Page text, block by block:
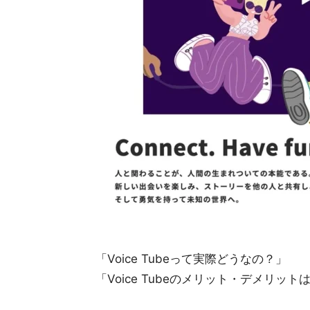
「Voice Tubeって実際どうなの？」
「Voice Tubeのメリット・デメリット